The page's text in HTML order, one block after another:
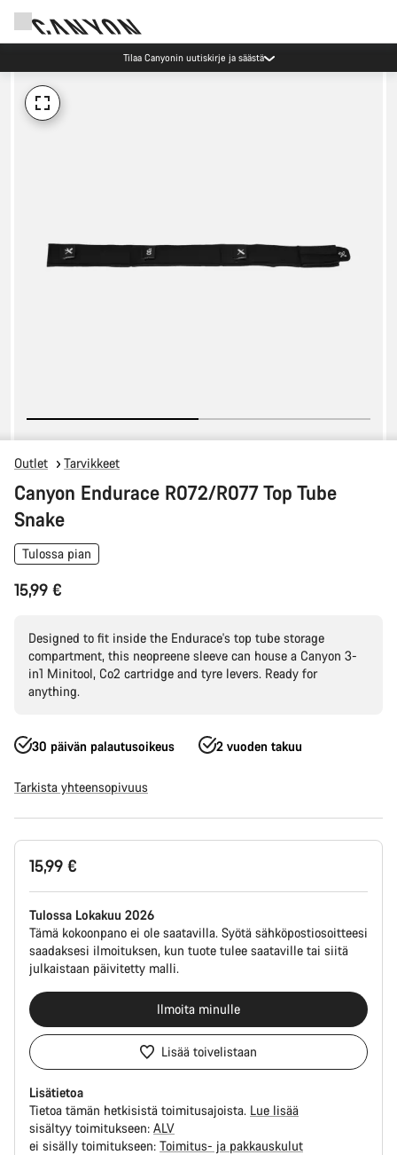
Tilaa Canyonin uutiskirje ja säästä
Outlet Tarvikkeet
Canyon Endurace R072/R077 Top Tube
Snake
Tulossa pian
15,99 €
Designed to fit inside the Endurace's top tube storage
compartment, this neopreene sleeve can house a Canyon 3-
in1 Minitool, Co2 cartridge and tyre levers. Ready for
anything.
30 päivän palautusoikeus 2 vuoden takuu
Tarkista yhteensopivuus
Tuotekonfiguraatio
15,99 €
Tulossa Lokakuu 2026
Tämä kokoonpano ei ole saatavilla. Syötä sähköpostiosoitteesi
saadaksesi ilmoituksen, kun tuote tulee saataville tai siitä
julkaistaan päivitetty malli.
Ilmoita minulle
Lisää toivelistaan
Lisätietoa
Tietoa tämän hetkisistä toimitusajoista. Lue lisää
sisältyy toimitukseen: ALV
ei sisälly toimitukseen: Toimitus- ja pakkauskulut